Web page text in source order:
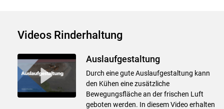
Videos Rinderhaltung
Auslaufgestaltung
Durch eine gute Auslaufgestaltung kann
den Kühen eine zusätzliche
Bewegungsfläche an der frischen Luft
geboten werden. In diesem Video erhalten